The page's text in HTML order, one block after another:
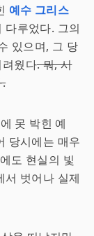
예수 그리스
다루었다. 그의
있으며, 그 당
웠다. 뭐, 시
.
못 박힌 예
당시에는 매우
도 현실의 빛
서 벗어나 실제